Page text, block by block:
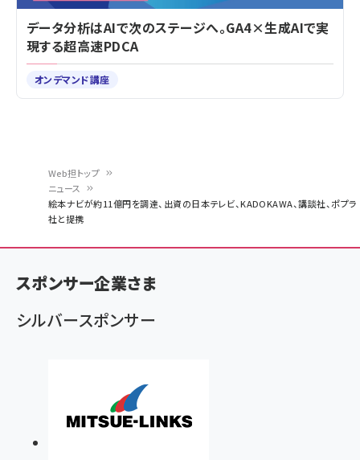
く
ず
Web担トップ
ニュース
絵本ナビが約11億円を調達、出資の日本テレビ、KADOKAWA、講談社、ポプラ
社と提携
データ分析はAIで次のステージへ。GA4×生成AIで実
現する超高速PDCA
オンデマンド講座
スポンサー企業さま
シルバースポンサー